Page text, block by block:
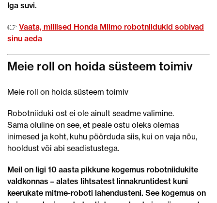
Iga suvi.
👉 Vaata, millised Honda Miimo robotniidukid sobivad
sinu aeda
Meie roll on hoida süsteem toimiv
Meie roll on hoida süsteem toimiv
Robotniiduki ost ei ole ainult seadme valimine.
Sama oluline on see, et peale ostu oleks olemas
inimesed ja koht, kuhu pöörduda siis, kui on vaja nõu,
hooldust või abi seadistustega.
Meil on ligi 10 aasta pikkune kogemus robotniidukite
valdkonnas – alates lihtsatest linnakruntidest kuni
keerukate mitme-roboti lahendusteni. See kogemus on